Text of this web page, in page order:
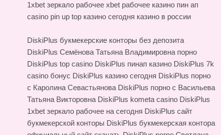
1xbet зеркало рабочее xbet рабочее казино пин ап
casino pin up top казино сегодня казино в россии
DiskiPlus букмекерские конторы без депозита
DiskiPlus Семёнова Татьяна Владимировна порно
DiskiPlus top casino DiskiPlus пинап казино DiskiPlus 7k
casino бонус DiskiPlus казино сегодня DiskiPlus порно
с Каролина Севастьянова DiskiPlus порно с Васильева
Татьяна Викторовна DiskiPlus kometa casino DiskiPlus
1xbet зеркало рабочее на сегодня DiskiPlus сайт
букмекерской конторы DiskiPlus букмекерская контора